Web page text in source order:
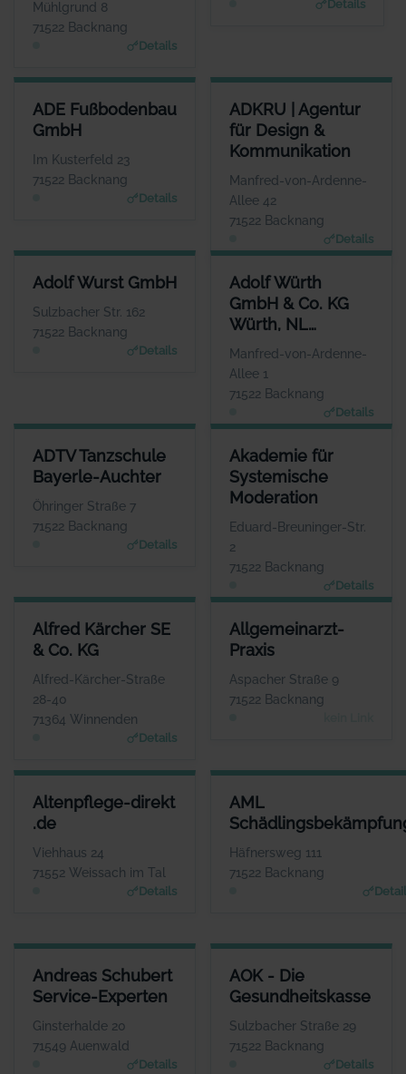
Mühlgrund 8
71522 Backnang
Details
Details
m
ADE Fußbodenbau
GmbH
Im Kusterfeld 23
71522 Backnang
Details
ADE FUSSBODENBAU GMBH
www.adegmbh.de
ADKRU | Agentur
für Design &
Kommunikation
Manfred-von-Ardenne-
Allee 42
71522 Backnang
Details
ADKRU | AGENTUR FÜR
Adolf Wurst GmbH
Sulzbacher Str. 162
71522 Backnang
Details
ADOLF WURST GMBH
Herr Mario Bay
www.badforumbacknan
g.de
Adolf Würth
GmbH & Co. KG
Würth, NL
Backnang
Manfred-von-Ardenne-
Allee 1
71522 Backnang
Details
ADOLF WÜRTH GMBH & CO.
ADTV Tanzschule
Bayerle-Auchter
Öhringer Straße 7
71522 Backnang
Details
ADTV TANZSCHULE BAYERLE-AUCHTER
Herr Raphael Auchter
WEBSITE
www.tanzschule-backnang.de
Akademie für
Systemische
Moderation
Eduard-Breuninger-Str.
2
71522 Backnang
Details
AKADEMIE FÜR SYSTEMISCHE
Alfred Kärcher SE
& Co. KG
Alfred-Kärcher-Straße
28-40
71364 Winnenden
Details
ALFRED KÄRCHER SE & CO. KG
Herr Hartmut Jenner
WEBSITE
www.de.kaercher.com
Allgemeinarzt-
Praxis
Aspacher Straße 9
71522 Backnang
ALLGEMEINARZT-PRAXIS
ANSPRECHPARTNER
Frau Susanne Thies-
Tenschert
Keine Website hinterlegt
Altenpflege-direkt
.de
Viehhaus 24
71552 Weissach im Tal
Details
ALTENPFLEGE-DIREKT .DE
ANSPRECHPARTNER
www.altenpflege-direkt.
de
AML
Häfnersweg 111
71522 Backnang
AML
Herr Adrian
www.aml-schaedlingsbekaem
Andreas Schubert
Service-Experten
Ginsterhalde 20
71549 Auenwald
Details
ANDREAS SCHUBERT SERVICE-EXPERTEN
Herr Andreas Schubert
WEBSITE
www.habenseite.de
AOK - Die
Gesundheitskasse
Sulzbacher Straße 29
71522 Backnang
Details
AOK - DIE
Herr Dominik
www.aok.de/bw